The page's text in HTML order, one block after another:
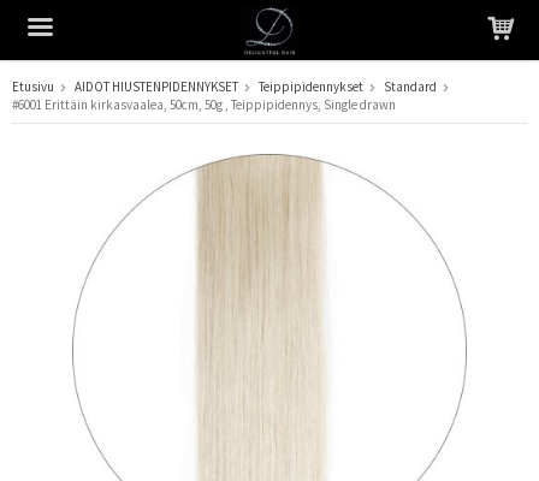
Tuote on lisätty ostoskoriin
Etusivu AIDOT HIUSTENPIDENNYKSET Teippipidennykset
Standard
#6001 Erittäin kirkasvaalea, 50cm, 50g , Teippipidennys, Single drawn